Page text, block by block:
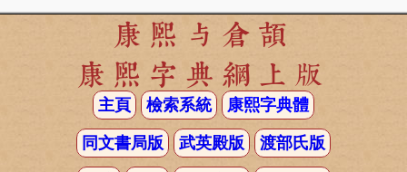
康熙与倉頡
康熙字典網上版
主頁 檢索系統 康熙字典體
同文書局版 武英殿版 渡部氏版